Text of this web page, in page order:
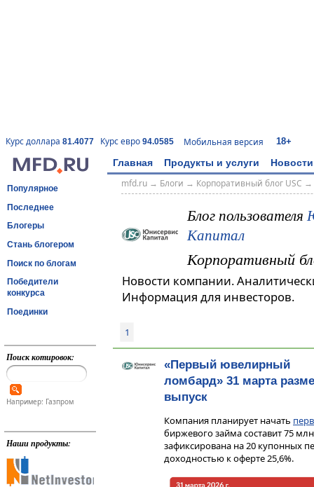
Курс доллара 81.4077 Курс евро 94.0585 Мобильная версия 18+
Главная Продукты и услуги Новости
Популярное
Последнее
Блогеры
Стань блогером
Поиск по блогам
Победители
конкурса
Поединки
Поиск котировок:
Например: Газпром
Наши продукты:
mfd.ru→ Блоги → Корпоративный блог USC →
Блог пользователя
Капитал
Корпоративный
Новости компании.
Информация для инвесторов.
1
«Первый ювелирный
ломбард» 31 марта
выпуск
Компания планирует начать
биржевого займа составит 75
зафиксирована на 20 купонных
доходностью к оферте 25,6%.